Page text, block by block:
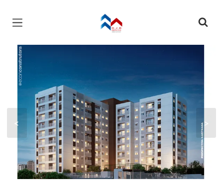
Página inicial
< >